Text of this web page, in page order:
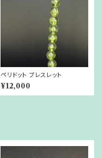
ペリドット ブレスレット
¥12,000